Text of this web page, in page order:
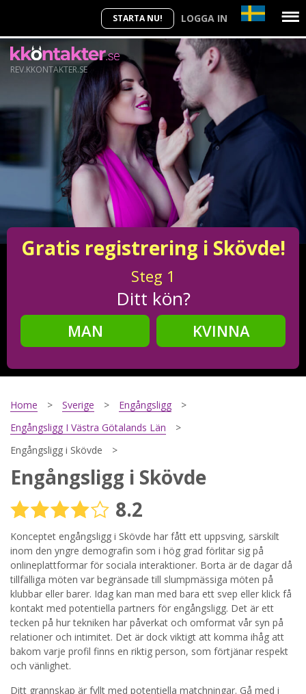
STARTA NU! LOGGA IN
REV.KKONTAKTER.SE
Gratis registrering i Skövde!
Steg 1
Ditt kön?
MAN
KVINNA
Steg2
Steg3
Din mailadress?
Genom att registrera godkänner jagVillkorenoch
Sekretesspolicyn. Jag godkänner att ta emot information och
reklam via e-post från hemsidans operatörer. Jag kan dra
tillbaka godkännande när jag vill.
STARTA NU!
Home Sverige
Engångsligg
Engångsligg I Västra Götalands Län
Engångsligg i Skövde
Engångsligg i Skövde
8.2
Konceptet engångsligg i Skövde har fått ett uppsving, särskilt
inom den yngre demografin som i hög grad förlitar sig på
onlineplattformar för sociala interaktioner. Borta är de dagar då
tillfälliga möten var begränsade till slumpmässiga möten på
klubbar eller barer. Idag kan man med bara ett svep eller klick få
kontakt med potentiella partners för engångsligg. Det är ett
tecken på hur tekniken har påverkat och omformat vår syn på
relationer och intimitet. Det är dock viktigt att komma ihåg att
bakom varje profil finns en riktig person, som förtjänar respekt
och vänlighet.
Ditt grannskap är fyllt med potentiella matchningar. Gå med i